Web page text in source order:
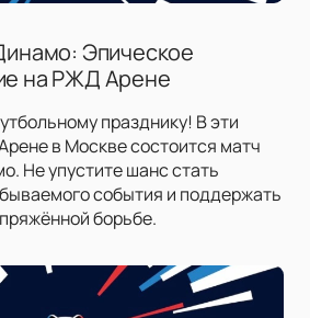
Эпическое
на РЖД Арене
празднику! В эти
в Москве состоится матч
Не упустите шанс стать
события и поддержать
борьбе.